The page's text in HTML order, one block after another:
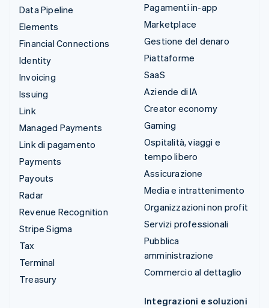
Data Pipeline
Elements
Financial Connections
Identity
Invoicing
Issuing
Link
Managed Payments
Link di pagamento
Payments
Payouts
Radar
Revenue Recognition
Stripe Sigma
Tax
Terminal
Treasury
Pagamenti in-app
Marketplace
Gestione del denaro
Piattaforme
SaaS
Aziende di IA
Creator economy
Gaming
Ospitalità, viaggi e
tempo libero
Assicurazione
Media e intrattenimento
Organizzazioni non profit
Servizi professionali
Pubblica
amministrazione
Commercio al dettaglio
Integrazioni e soluzioni